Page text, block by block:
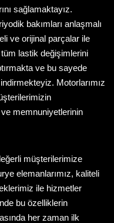
sağlamaktayız.
bakımları anlaşmalı
ve orijinal parçalar ile
tüm lastik değişimlerini
ve bu sayede
Motorlarımız
memnuniyetlerinin
müşterilerimize
elemanlarımız, kaliteli
ile hizmetler
bu özelliklerin
her zaman ilk